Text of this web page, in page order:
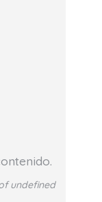
undefined